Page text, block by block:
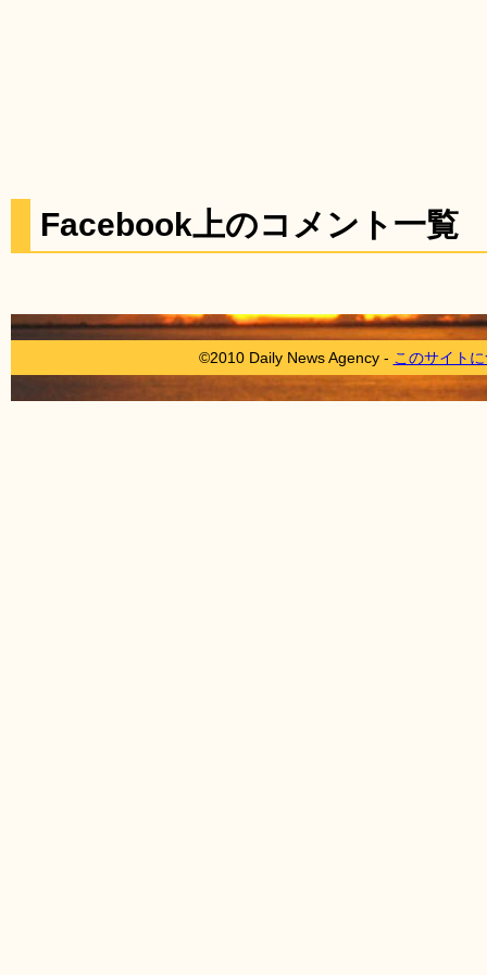
Facebook上のコメント一覧
©2010 Daily News Agency - このサイト